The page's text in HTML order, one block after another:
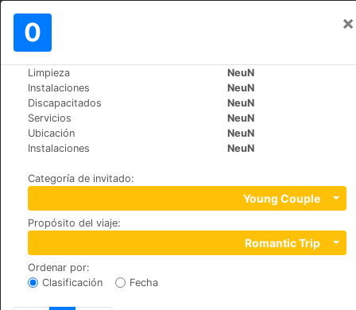
0 ×
Limpieza
NeuN
Instalaciones
NeuN
Discapacitados
NeuN
Servicios
NeuN
Ubicación
NeuN
Instalaciones
NeuN
Categoría de invitado:
Young Couple
Propósito del viaje:
Romantic Trip
Ordenar por:
Clasificación
Fecha
Mundo>France
Hotel Régence
+33 (0)143875382
33 rue de Saint-Petersbourg, 75008